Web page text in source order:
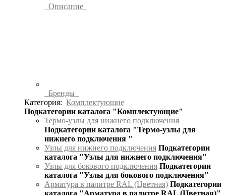
Описание
Бренды
Категория: Комплектующие
Подкатегории каталога "Комплектующие"
Термо-узлы для нижнего подключения
Подкатегории каталога "Термо-узлы для
нижнего подключения "
Узлы для нижнего подключения Подкатегории
каталога "Узлы для нижнего подключения"
Узлы для бокового подключения Подкатегории
каталога "Узлы для бокового подключения"
Арматура в палитре RAL (Цветная) Подкатегории
каталога "Арматура в палитре RAL (Цветная)"